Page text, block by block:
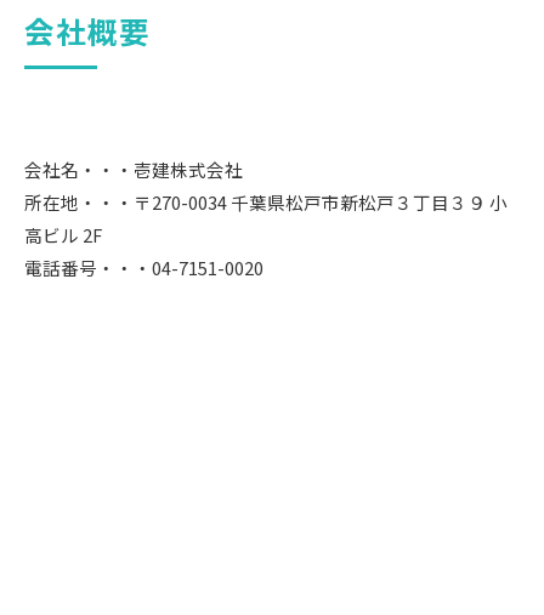
会社概要
会社名・・・壱建株式会社
所在地・・・〒270-0034 千葉県松戸市新松戸３丁目３９ 小
高ビル 2F
電話番号・・・04-7151-0020